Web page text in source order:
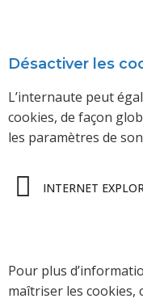
Désactiver les
L’internaute peut
cookies, de façon
les paramètres de
INTERNET
Pour plus
maîtriser les cookies,